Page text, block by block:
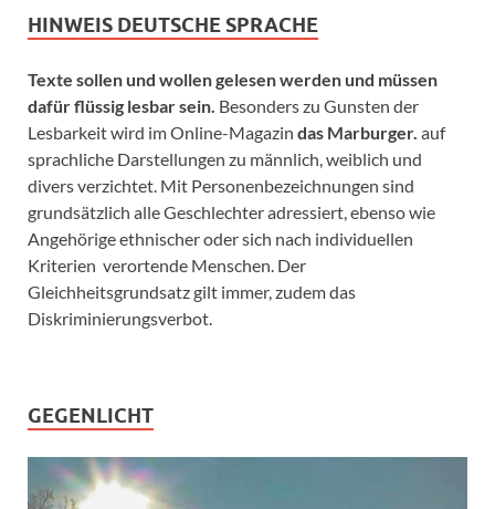
HINWEIS DEUTSCHE SPRACHE
Texte sollen und wollen gelesen werden und müssen
dafür flüssig lesbar sein. Besonders zu Gunsten der
Lesbarkeit wird im Online-Magazin das Marburger. auf
sprachliche Darstellungen zu männlich, weiblich und
divers verzichtet. Mit Personenbezeichnungen sind
grundsätzlich alle Geschlechter adressiert, ebenso wie
Angehörige ethnischer oder sich nach individuellen
Kriterien verortende Menschen. Der
Gleichheitsgrundsatz gilt immer, zudem das
Diskriminierungsverbot.
GEGENLICHT